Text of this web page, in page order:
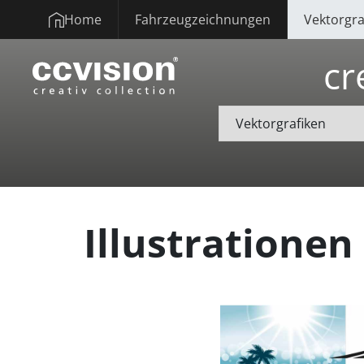
Home Fahrzeugzeichnungen
Illustrationen